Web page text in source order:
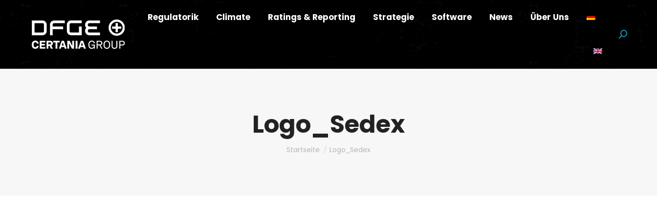
Regulatorik Climate Ratings & Reporting Strategie Software News Über Uns
Suchen:
Logo_Sedex
Du bist hier:
Startseite Logo_Sedex